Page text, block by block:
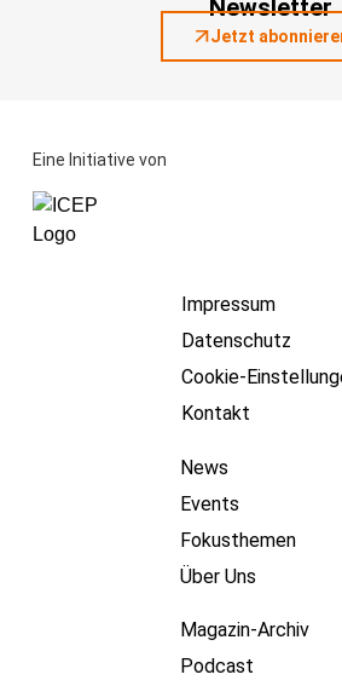
Newsletter
Jetzt
Eine Initiative von
Impressum
Datenschutz
Cookie-
Kontakt
News
Events
Fokusthemen
Über Uns
Magazin-Archiv
Podcast